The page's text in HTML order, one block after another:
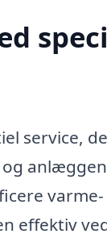
service,
effektiv